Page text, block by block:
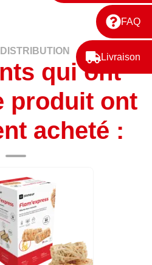
FAQ
Livraison
qui ont
produit ont
acheté :